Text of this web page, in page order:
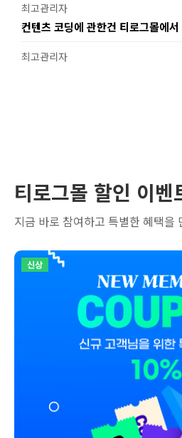
최고관리자
컨텐츠 코딩에 관한건 티로그몰에
최고관리자
티로그몰 할인 이벤
지금 바로 참여하고 특별한 혜택을
신상